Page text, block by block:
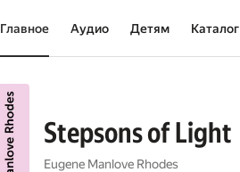
Главное Аудио Детям Каталог
Stepsons of Light
Eugene Manlove Rhodes